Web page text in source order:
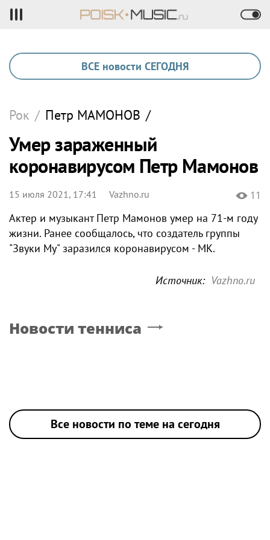
ВСЕ новости СЕГОДНЯ
Рок / Петр МАМОНОВ /
Умер зараженный
коронавирусом Петр Мамонов
15 июля 2021, 17:41 Vazhno.ru 11
Актер и музыкант Петр Мамонов умер на 71-м году
жизни. Ранее сообщалось, что создатель группы
"Звуки Му" заразился коронавирусом - МК.
Источник: Vazhno.ru
Новости тенниса
Все новости по теме на сегодня